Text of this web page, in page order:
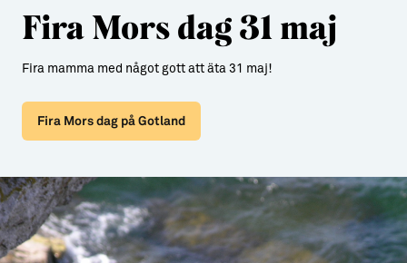
Fira Mors dag 31 maj
Fira mamma med något gott att äta 31 maj!
Fira Mors dag på Gotland